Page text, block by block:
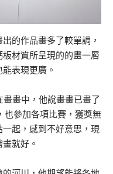
的作品畫多了較單調，
材質所呈現的的畫一層
表現更廣。
畫中，他說畫畫已畫了
也參加各項比賽，獲獎無
起，感到不好意思，現
就好。